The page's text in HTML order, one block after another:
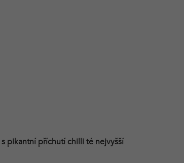
s pikantní příchutí chilli té nejvyšší